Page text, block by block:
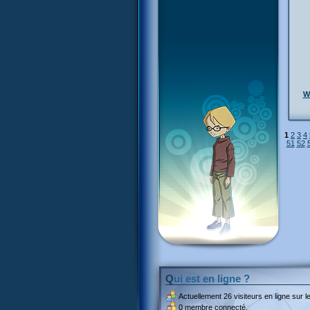
1 2 3 4
51 52
Qui est en ligne ?
Actuellement 26 visiteurs en ligne sur
0 membre connecté.